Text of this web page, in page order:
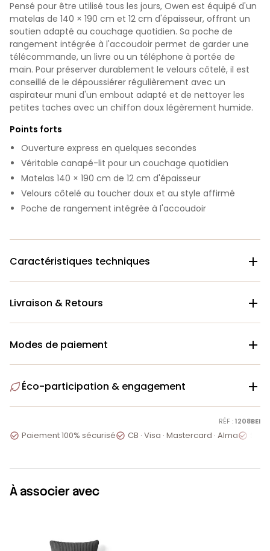
Pensé pour être utilisé tous les jours, Owen est équipé d'un
matelas de 140 × 190 cm et 12 cm d'épaisseur, offrant un
soutien adapté au couchage quotidien. Sa poche de
rangement intégrée à l'accoudoir permet de garder une
télécommande, un livre ou un téléphone à portée de
main. Pour préserver durablement le velours côtelé, il est
conseillé de le dépoussiérer régulièrement avec un
aspirateur muni d'un embout adapté et de nettoyer les
petites taches avec un chiffon doux légèrement humide.
Points forts
Ouverture express en quelques secondes
Véritable canapé-lit pour un couchage quotidien
Matelas 140 × 190 cm de 12 cm d'épaisseur
Velours côtelé au toucher doux et au style affirmé
Poche de rangement intégrée à l'accoudoir
Caractéristiques techniques 
Livraison & Retours 
Modes de paiement 
Éco-participation & engagement 
RÉF :1208BEI
 Paiement 100% sécurisé CB · Visa · Mastercard · Alma
À associer avec